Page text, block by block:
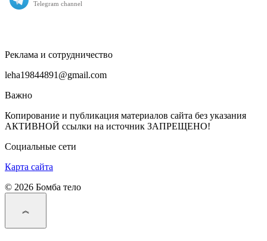
Реклама и сотрудничество
leha19844891@gmail.com
Важно
Копирование и публикация материалов сайта без указания
АКТИВНОЙ ссылки на источник ЗАПРЕЩЕНО!
Социальные сети
Карта сайта
© 2026 Бомба тело